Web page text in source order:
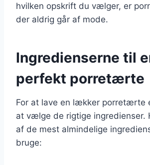
hvilken opskrift du vælger, er
der aldrig går af mode.
Ingredienserne til
perfekt porretærte
For at lave en lækker porretærte
at vælge de rigtige ingredienser.
af de mest almindelige
bruge: